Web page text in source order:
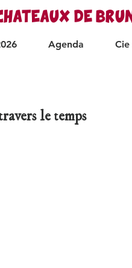
DE
Agenda
le temps